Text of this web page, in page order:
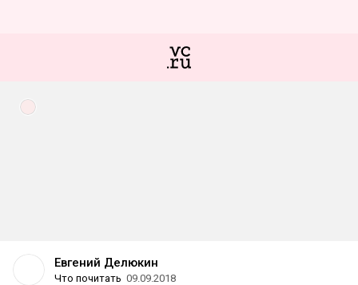
Евгений Делюкин
Что почитать 09.09.2018